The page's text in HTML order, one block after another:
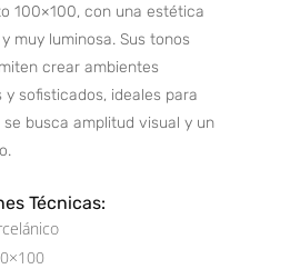
100×100, con una estética
muy luminosa. Sus tonos
crear ambientes
y sofisticados, ideales para
busca amplitud visual y un
Técnicas: